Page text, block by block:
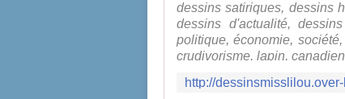
dessins satiriques, dessins
dessins d'actualité,
politique, économie,
crudivorisme, lapin,